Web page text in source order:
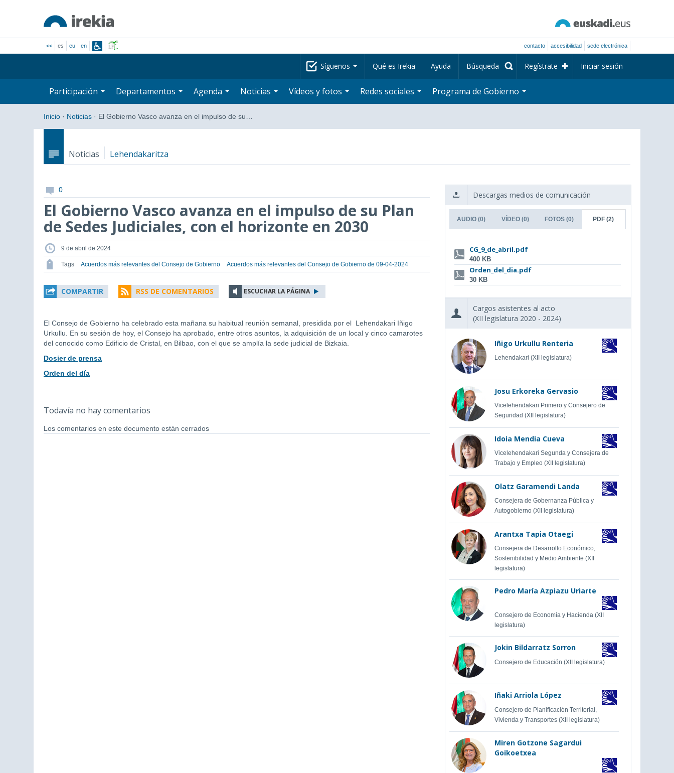
<< es eu en contacto accesibilidad sede electrónica
Síguenos Qué es Irekia Ayuda Búsqueda Regístrate Iniciar sesión
Participación Departamentos Agenda Noticias Vídeos y fotos Redes sociales Programa de Gobierno
Inicio · Noticias · El Gobierno Vasco avanza en el impulso de su…
Noticias Lehendakaritza
0
El Gobierno Vasco avanza en el impulso de su Plan
de Sedes Judiciales, con el horizonte en 2030
9 de abril de 2024
Tags Acuerdos más relevantes del Consejo de Gobierno Acuerdos más relevantes del Consejo de Gobierno de 09-04-2024
COMPARTIR RSS DE COMENTARIOS ESCUCHAR LA PÁGINA
El Consejo de Gobierno ha celebrado esta mañana su habitual reunión semanal, presidida por el Lehendakari Iñigo
Urkullu. En su sesión de hoy, el Consejo ha aprobado, entre otros asuntos, la adquisición de un local y cinco camarotes
del conocido como Edificio de Cristal, en Bilbao, con el que se amplía la sede judicial de Bizkaia.
Dosier de prensa
Orden del día
Todavía no hay comentarios
Los comentarios en este documento están cerrados
Descargas medios de comunicación
AUDIO(0) VÍDEO(0) FOTOS (0) PDF (2)
CG_9_de_abril.pdf
400 KB
Orden_del_dia.pdf
30 KB
Cargos asistentes al acto
(XII legislatura 2020 - 2024)
Iñigo Urkullu Renteria
Lehendakari (XII legislatura)
Josu Erkoreka Gervasio
Vicelehendakari Primero y Consejero de
Seguridad (XII legislatura)
Idoia Mendia Cueva
Vicelehendakari Segunda y Consejera de
Trabajo y Empleo (XII legislatura)
Olatz Garamendi Landa
Consejera de Gobernanza Pública y
Autogobierno (XII legislatura)
Arantxa Tapia Otaegi
Consejera de Desarrollo Económico,
Sostenibilidad y Medio Ambiente (XII
legislatura)
Pedro María Azpiazu Uriarte
Consejero de Economía y Hacienda (XII
legislatura)
Jokin Bildarratz Sorron
Consejero de Educación (XII legislatura)
Iñaki Arriola López
Consejero de Planificación Territorial,
Vivienda y Transportes (XII legislatura)
Miren Gotzone Sagardui
Goikoetxea